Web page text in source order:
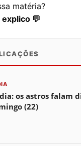
matéria?
💬
os astros falam
(22)